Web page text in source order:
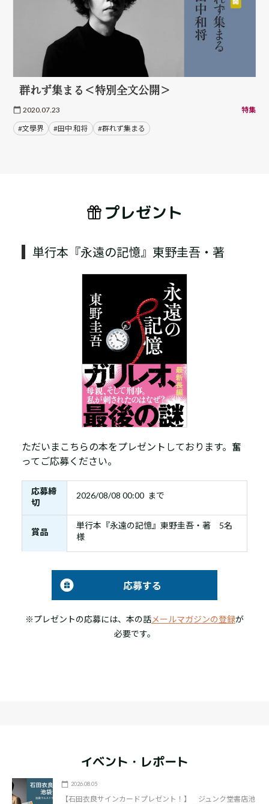
群れず集まる＜特別全文公開＞
2020.07.23 特集
#文學界 #田中 和将 #群れず集まる
プレゼント
単行本『永遠の記憶』東野圭吾・著
ただいまこちらの本をプレゼントしております。奮
ってご応募ください。
応募締
切
2026/08/08 00:00 まで
賞品
単行本『永遠の記憶』東野圭吾・著 5名
様
応募する
※プレゼントの応募には、本の話メールマガジンの登録が
必要です。
イベント・レポート
2026.08.05
【石田衣良サインカードプレゼント！】 ジュンク堂書店池